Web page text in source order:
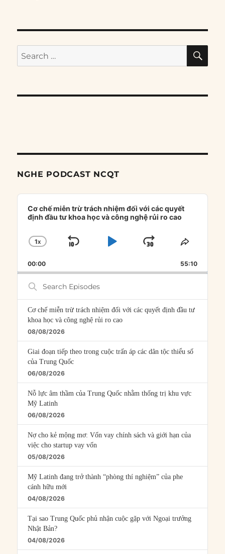
Search
for:
NGHE PODCAST NCQT
Audio
Player
Cơ chế miễn trừ trách nhiệm đối với các quyết
định đầu tư khoa học và công nghệ rủi ro cao
CHANGE
RATE
1X
SKIP
PLAYJUMP
FORWARD
SHARE
00:00 55:10
Search
Episodes
Cơ chế miễn trừ trách nhiệm đối với các quyết định đầu tư
khoa học và công nghệ rủi ro cao
08/08/2026
Giai đoạn tiếp theo trong cuộc trấn áp các dân tộc thiểu số
của Trung Quốc
06/08/2026
Nỗ lực âm thầm của Trung Quốc nhằm thống trị khu vực
Mỹ Latinh
06/08/2026
Nợ cho kẻ mộng mơ: Vốn vay chính sách và giới hạn của
việc cho startup vay vốn
05/08/2026
Mỹ Latinh đang trở thành “phòng thí nghiệm” của phe
cánh hữu mới
04/08/2026
Tại sao Trung Quốc phủ nhận cuộc gặp với Ngoại trưởng
Nhật Bản?
04/08/2026